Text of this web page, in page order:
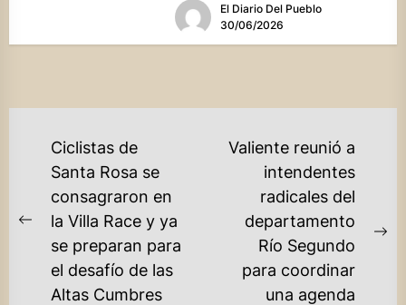
Crecer",...El Diario Del Pueblo
30/06/2026
NAVEGACIÓN
ENTRADAS
Previous
post:
Ciclistas de
Santa Rosa se
consagraron en
la Villa Race y ya
se preparan para
el desafío de las
Altas Cumbres
Valiente reunió a
intendentes
radicales del
departamento
Río Segundo
para coordinar
una agenda